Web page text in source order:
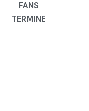
FANS
TERMINE